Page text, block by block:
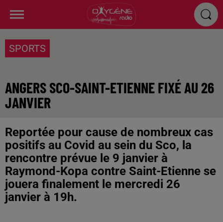
SPORTS
ANGERS SCO-SAINT-ETIENNE FIXÉ AU 26
JANVIER
Reportée pour cause de nombreux cas
positifs au Covid au sein du Sco, la
rencontre prévue le 9 janvier à
Raymond-Kopa contre Saint-Etienne se
jouera finalement le mercredi 26
janvier à 19h.